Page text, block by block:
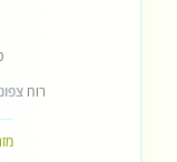
רוח